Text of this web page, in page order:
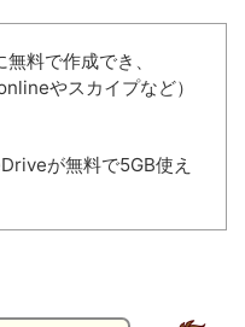
料で作成でき、
やスカイプなど）
が無料で5GB使え